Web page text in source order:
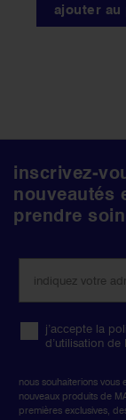
ajouter au
inscrivez-
nouveautés
prendre
j’accepte la
d’utilisation de
nous souhaiterions vous
nouveaux produits de
premières exclusives,
follow
us
on
media